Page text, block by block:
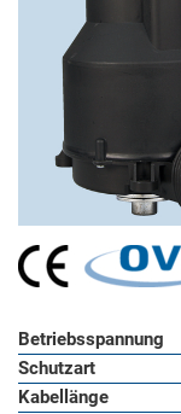
Betriebsspannung
Schutzart
Kabellänge